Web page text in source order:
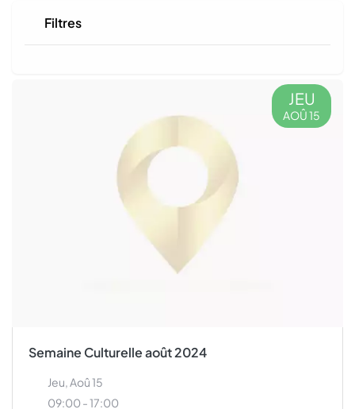
Filtres
JEU
AOÛ 15
Semaine Culturelle août 2024
Jeu, Aoû 15
09:00 - 17:00